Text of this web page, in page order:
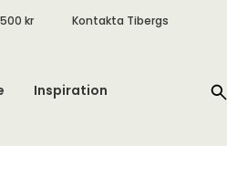
kr Kontakta Tibergs
Inspiration